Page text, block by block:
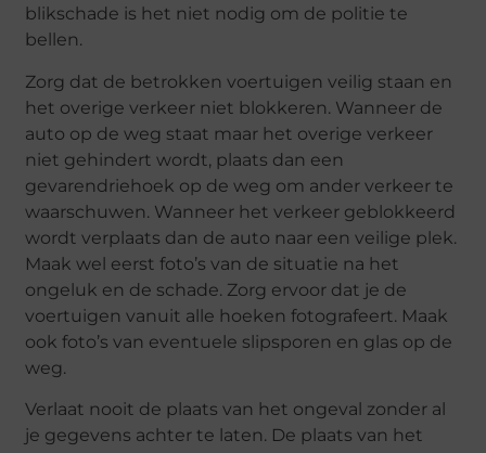
blikschade is het niet nodig om de politie te
bellen.
Zorg dat de betrokken voertuigen veilig staan en
het overige verkeer niet blokkeren. Wanneer de
auto op de weg staat maar het overige verkeer
niet gehindert wordt, plaats dan een
gevarendriehoek op de weg om ander verkeer te
waarschuwen. Wanneer het verkeer geblokkeerd
wordt verplaats dan de auto naar een veilige plek.
Maak wel eerst foto’s van de situatie na het
ongeluk en de schade. Zorg ervoor dat je de
voertuigen vanuit alle hoeken fotografeert. Maak
ook foto’s van eventuele slipsporen en glas op de
weg.
Verlaat nooit de plaats van het ongeval zonder al
je gegevens achter te laten. De plaats van het